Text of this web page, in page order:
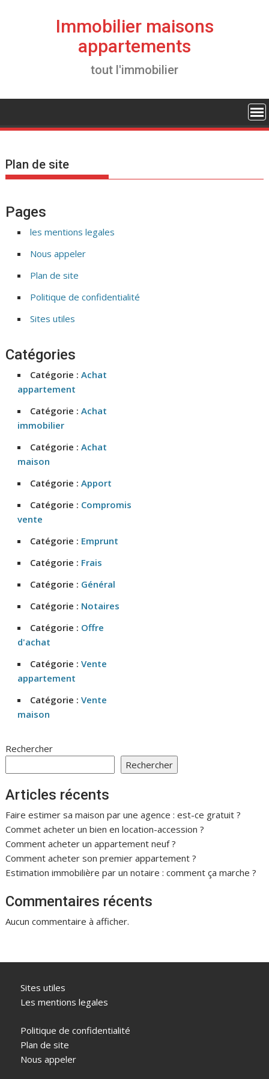
Immobilier maisons
appartements
tout l'immobilier
Plan de site
Pages
les mentions legales
Nous appeler
Plan de site
Politique de confidentialité
Sites utiles
Catégories
Catégorie :Achat
appartement
Catégorie :Achat
immobilier
Catégorie :Achat
maison
Catégorie :Apport
Catégorie : Compromis
vente
Catégorie : Emprunt
Catégorie : Frais
Catégorie : Général
Catégorie : Notaires
Catégorie : Offre
d'achat
Catégorie :Vente
appartement
Catégorie :Vente
maison
Rechercher
Rechercher
Articles récents
Faire estimer sa maison par une agence : est-ce gratuit ?
Commet acheter un bien en location-accession ?
Comment acheter un appartement neuf ?
Comment acheter son premier appartement ?
Estimation immobilière par un notaire : comment ça marche ?
Commentaires récents
Aucun commentaire à afficher.
Sites utiles
Les mentions legales
Politique de confidentialité
Plan de site
Nous appeler